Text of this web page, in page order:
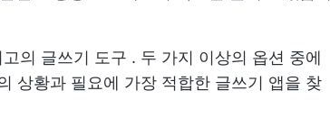
고의 글쓰기 도구 . 두 가지 이상의 옵션 중에
상황과 필요에 가장 적합한 글쓰기 앱을 찾